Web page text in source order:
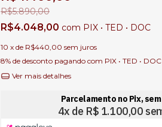
R$5.890,00
R$4.048,00 com PIX • TED • DOC
10 x de R$440,00 sem juros
8% de desconto pagando com PIX • TED • DOC
Ver mais detalhes